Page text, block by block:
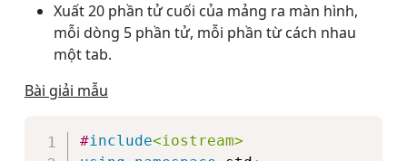
Xuất 20 phần tử cuối của mảng ra màn hình,
mỗi dòng 5 phần tử, mỗi phần từ cách nhau
một tab.
Bài giải mẫu
#include<iostream>